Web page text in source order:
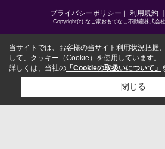
プライバシーポリシー 利用規約
Copyright(c) なご家おもてなし不動産株式会
当サイトでは、お客様の当サイト利用状況把握
して、クッキー（Cookie）を使用しています。
詳しくは、当社の 「Cookieの取扱いについて」
閉じる